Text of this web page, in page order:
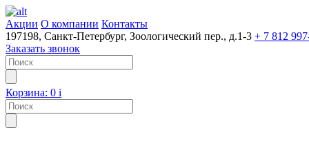
Акции О компании Контакты
197198, Санкт-Петербург, Зоологический пер., д.1-3 + 7 812
Заказать звонок
Корзина: 0 i